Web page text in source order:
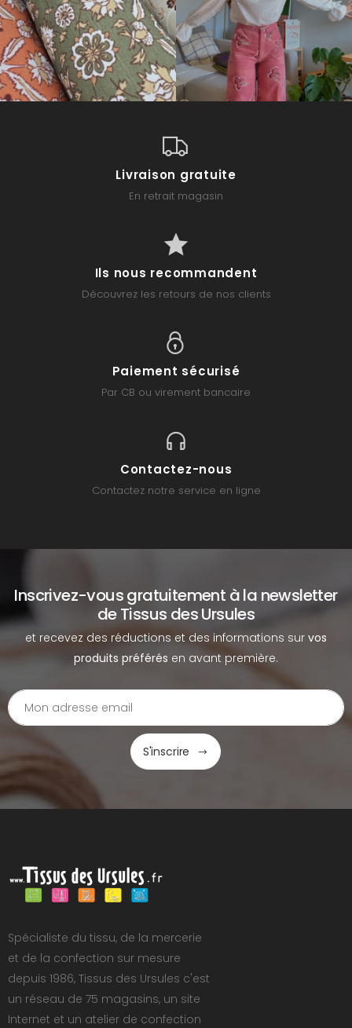
Livraison gratuite
En retrait magasin
Ils nous recommandent
Découvrez les retours de nos clients
Paiement sécurisé
Par CB ou virement bancaire
Contactez-nous
Contactez notre service en ligne
Inscrivez-vous gratuitement à la newsletter
de Tissus des Ursules
et recevez des réductions et des informations sur vos
produits préférés en avant première.
S'inscrire
Spécialiste du tissu, de la mercerie
et de la confection sur mesure
depuis 1986, Tissus des Ursules c'est
un réseau de 75 magasins, un site
Internet et un atelier de confection